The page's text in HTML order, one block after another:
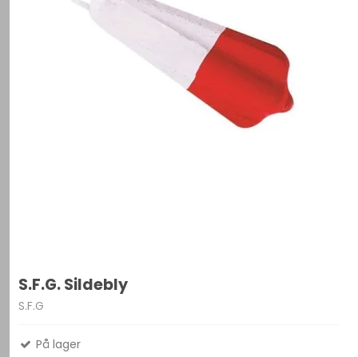
S.F.G. Sildebly
S.F.G
På lager